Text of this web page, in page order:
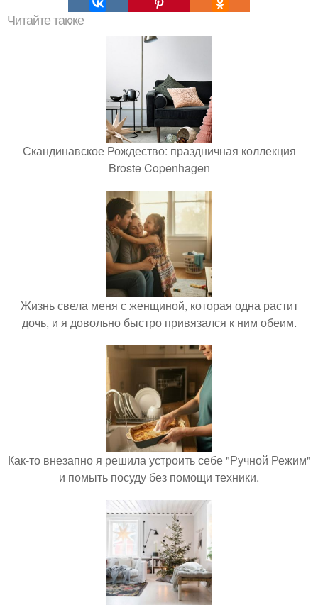
Читайте также
Скандинавское Рождество: праздничная коллекция
Broste Copenhagen
Жизнь свела меня с женщиной, которая одна растит
дочь, и я довольно быстро привязался к ним обеим.
Как-то внезапно я решила устроить себе "Ручной Режим"
и помыть посуду без помощи техники.